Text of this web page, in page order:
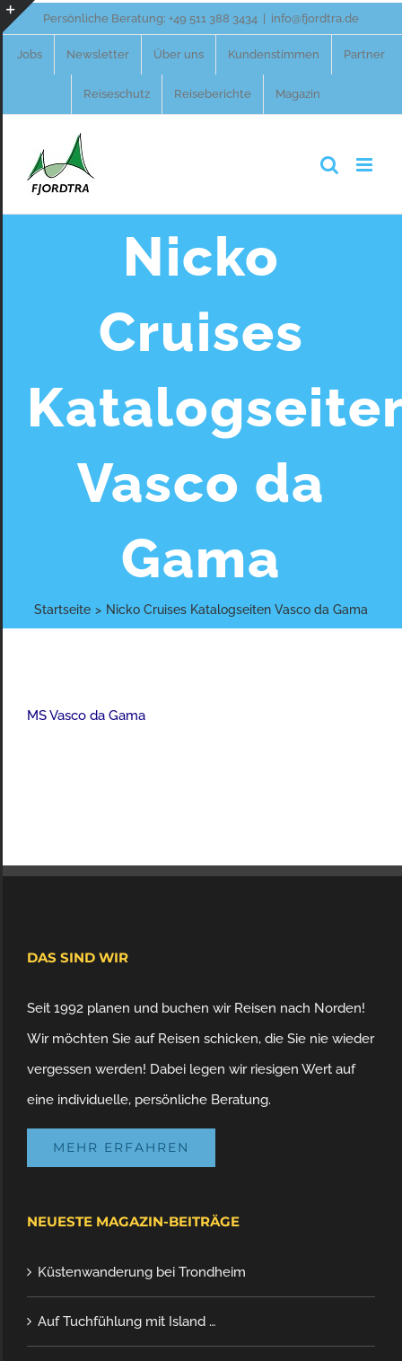
Zum
Persönliche Beratung: +49 511 388 3434 info@fjordtra.de
Jobs Newsletter Über uns Kundenstimmen Partner
Reiseschutz Reiseberichte Magazin
Nicko
Cruises
Vasco da
Gama
Startseite > Nicko Cruises Katalogseiten Vasco da Gama
MS Vasco da Gama
DAS SIND WIR
Seit 1992 planen und buchen wir Reisen nach Norden!
Wir möchten Sie auf Reisen schicken, die Sie nie wieder
vergessen werden! Dabei legen wir riesigen Wert auf
eine individuelle, persönliche Beratung.
MEHR ERFAHREN
NEUESTE MAGAZIN-BEITRÄGE
Küstenwanderung bei Trondheim
Auf Tuchfühlung mit Island …
Toggle